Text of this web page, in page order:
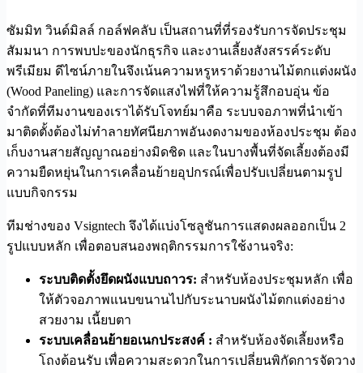
ซัมมิท วินด์มิลล์ กอล์ฟคลับ เป็นสถานที่ที่รองรับการจัดประชุม
สัมมนา การพบปะของนักธุรกิจ และงานเลี้ยงสังสรรค์ระดับ
พรีเมียม ดีไซน์ภายในจึงเน้นความหรูหราด้วยงานไม้ตกแต่งผนัง
(Wood Paneling) และการจัดแสงไฟที่ให้ความรู้สึกอบอุ่น ข้อ
จำกัดที่ทีมงานของเราได้รับโจทย์มาคือ ระบบจอภาพที่นำเข้า
มาติดตั้งต้องไม่ทำลายทัศนียภาพอันงดงามของห้องประชุม ต้อง
เก็บงานสายสัญญาณอย่างมิดชิด และในบางพื้นที่จัดเลี้ยงต้องมี
ความยืดหยุ่นในการเคลื่อนย้ายอุปกรณ์เพื่อปรับเปลี่ยนตามรูป
แบบกิจกรรม
ทีมช่างของ Vsigntech จึงได้แบ่งโซลูชันการแสดงผลออกเป็น 2
รูปแบบหลัก เพื่อตอบสนองพฤติกรรมการใช้งานจริง:
ระบบติดตั้งยึดผนังแบบถาวร: สำหรับห้องประชุมหลัก เพื่อ
ให้ตัวจอภาพแนบขนานไปกับระนาบผนังไม้ตกแต่งอย่าง
สวยงาม เนี้ยบตา
ระบบเคลื่อนย้ายอเนกประสงค์ : สำหรับห้องจัดเลี้ยงหรือ
โถงต้อนรับ เพื่อความสะดวกในการเปลี่ยนพิกัดการจัดวาง